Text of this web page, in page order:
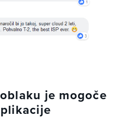
je mogoče